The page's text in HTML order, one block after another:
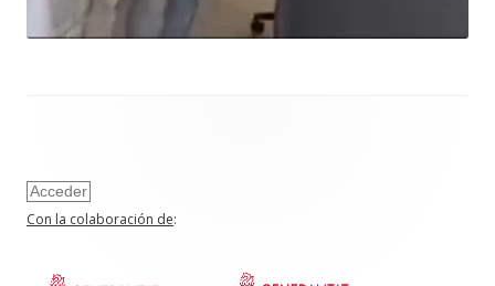
Acceder
Con la colaboración de: